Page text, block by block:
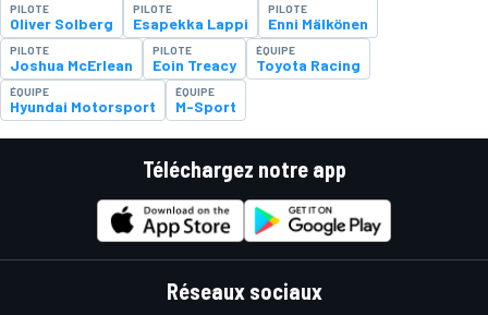
PILOTE
Oliver Solberg
PILOTE
Esapekka Lappi
PILOTE
Enni Mälkönen
PILOTE
Joshua McErlean
PILOTE
Eoin Treacy
ÉQUIPE
Toyota Racing
ÉQUIPE
Hyundai Motorsport
ÉQUIPE
M-Sport
Téléchargez notre app
Réseaux sociaux